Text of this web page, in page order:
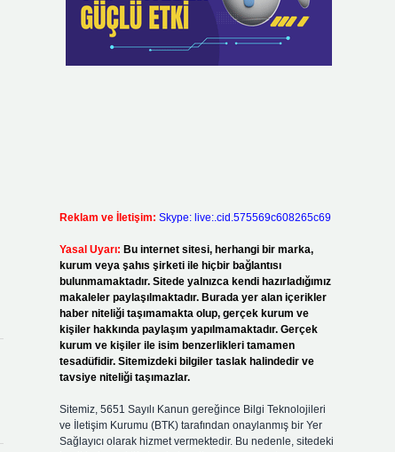
Reklam ve İletişim: Skype: live:.cid.575569c608265c69
Yasal Uyarı: Bu internet sitesi, herhangi bir marka,
kurum veya şahıs şirketi ile hiçbir bağlantısı
bulunmamaktadır. Sitede yalnızca kendi hazırladığımız
makaleler paylaşılmaktadır. Burada yer alan içerikler
haber niteliği taşımamakta olup, gerçek kurum ve
kişiler hakkında paylaşım yapılmamaktadır. Gerçek
kurum ve kişiler ile isim benzerlikleri tamamen
tesadüfidir. Sitemizdeki bilgiler taslak halindedir ve
tavsiye niteliği taşımazlar.
Sitemiz, 5651 Sayılı Kanun gereğince Bilgi Teknolojileri
ve İletişim Kurumu (BTK) tarafından onaylanmış bir Yer
Sağlayıcı olarak hizmet vermektedir. Bu nedenle, sitedeki